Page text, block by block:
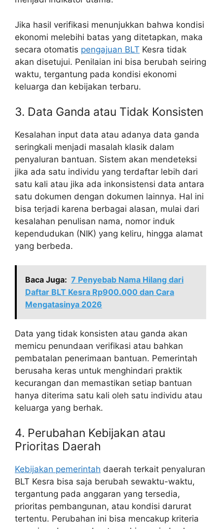
Jika hasil verifikasi menunjukkan bahwa kondisi
ekonomi melebihi batas yang ditetapkan, maka
secara otomatis pengajuan BLT Kesra tidak
akan disetujui. Penilaian ini bisa berubah seiring
waktu, tergantung pada kondisi ekonomi
keluarga dan kebijakan terbaru.
3. Data Ganda atau Tidak Konsisten
Kesalahan input data atau adanya data ganda
seringkali menjadi masalah klasik dalam
penyaluran bantuan. Sistem akan mendeteksi
jika ada satu individu yang terdaftar lebih dari
satu kali atau jika ada inkonsistensi data antara
satu dokumen dengan dokumen lainnya. Hal ini
bisa terjadi karena berbagai alasan, mulai dari
kesalahan penulisan nama, nomor induk
kependudukan (NIK) yang keliru, hingga alamat
yang berbeda.
Baca Juga: 7 Penyebab Nama Hilang dari
Daftar BLT Kesra Rp900.000 dan Cara
Mengatasinya 2026
Data yang tidak konsisten atau ganda akan
memicu penundaan verifikasi atau bahkan
pembatalan penerimaan bantuan. Pemerintah
berusaha keras untuk menghindari praktik
kecurangan dan memastikan setiap bantuan
hanya diterima satu kali oleh satu individu atau
keluarga yang berhak.
4. Perubahan Kebijakan atau
Prioritas Daerah
Kebijakan pemerintah daerah terkait penyaluran
BLT Kesra bisa saja berubah sewaktu-waktu,
tergantung pada anggaran yang tersedia,
prioritas pembangunan, atau kondisi darurat
tertentu. Perubahan ini bisa mencakup kriteria